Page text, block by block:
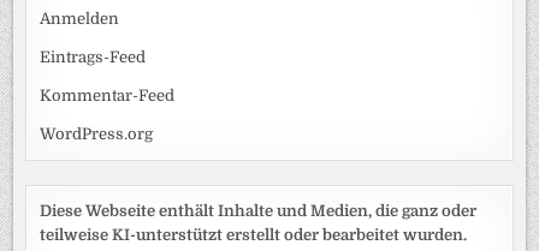
Anmelden
Eintrags-Feed
Kommentar-Feed
WordPress.org
Diese Webseite enthält Inhalte und Medien, die ganz oder
teilweise KI-unterstützt erstellt oder bearbeitet wurden.